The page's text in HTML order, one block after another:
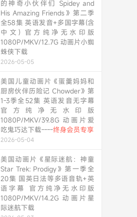
的神奇小伙伴们 Spidey and
His Amazing Friends》第二季
全58集 英语发音+多国字幕(含
中文) 官方纯净无水印版
1080P/MKV/12.7G 动画片小蜘
蛛侠下载
2026-05-05
美国儿童动画片《蛋羹妈妈和
厨房伙伴历险记 Chowder》第
1-3季全52集 英语发音无字幕
官方纯净无水印版
1080P/MKV/39.8G 动画片爱
吃鬼巧达下载----终身会员专享
2026-05-04
美国动画片《星际迷航：神童
Star Trek: Prodigy》第一季全
20集 国英日法等多语音轨+英
语字幕 官方纯净无水印版
1080P/MKV/14.2G 动画片星
际迷航下载